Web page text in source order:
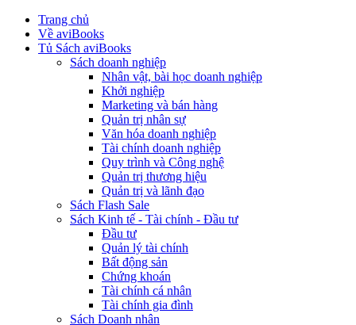
Trang chủ
Về aviBooks
Tủ Sách aviBooks
Sách doanh nghiệp
Nhân vật, bài học doanh nghiệp
Khởi nghiệp
Marketing và bán hàng
Quản trị nhân sự
Văn hóa doanh nghiệp
Tài chính doanh nghiệp
Quy trình và Công nghệ
Quản trị thương hiệu
Quản trị và lãnh đạo
Sách Flash Sale
Sách Kinh tế - Tài chính - Đầu tư
Đầu tư
Quản lý tài chính
Bất động sản
Chứng khoán
Tài chính cá nhân
Tài chính gia đình
Sách Doanh nhân